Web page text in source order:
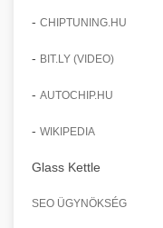
- CHIPTUNING.HU
- BIT.LY (VIDEO)
- AUTOCHIP.HU
- WIKIPEDIA
Glass Kettle
SEO ÜGYNÖKSÉG